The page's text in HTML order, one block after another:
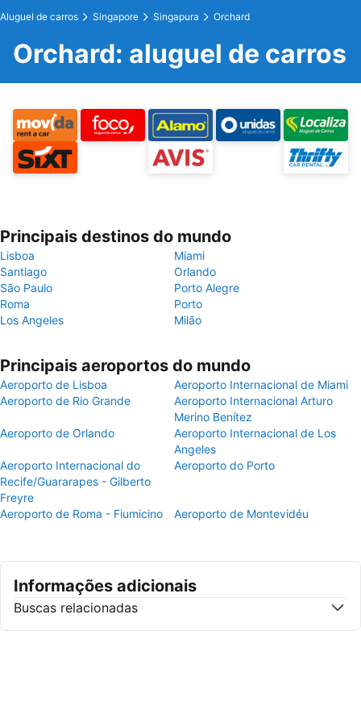
Aluguel de carros Singapore Singapura Orchard
Orchard: aluguel de carros
Principais destinos do mundo
Lisboa
Miami
Santiago
Orlando
São Paulo
Porto Alegre
Roma
Porto
Los Angeles
Milão
Principais aeroportos do mundo
Aeroporto de Lisboa
Aeroporto Internacional de Miami
Aeroporto de Rio Grande
Aeroporto Internacional Arturo
Merino Benítez
Aeroporto de Orlando
Aeroporto Internacional de Los
Angeles
Aeroporto Internacional do
Recife/Guararapes - Gilberto
Freyre
Aeroporto do Porto
Aeroporto de Roma - Fiumicino Aeroporto de Montevidéu
Informações adicionais
Buscas relacionadas